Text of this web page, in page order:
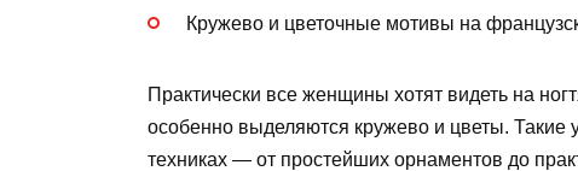
Кружево и цветочные мотивы на
Практически все женщины хотят видеть на
особенно выделяются кружево и цветы.
техниках — от простейших орнаментов до